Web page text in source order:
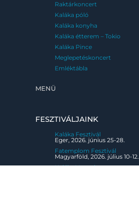
Raktárkoncert
Kaláka póló
Kaláka konyha
Kaláka étterem – Tokio
Kaláka Pince
Meglepetéskoncert
Emléktábla
MENÜ
FESZTIVÁLJAINK
Kaláka Fesztivál
Eger, 2026. június 25-28.
Fatemplom Fesztivál
Magyarföld, 2026. július 10-12.
Kaláka Versudvar